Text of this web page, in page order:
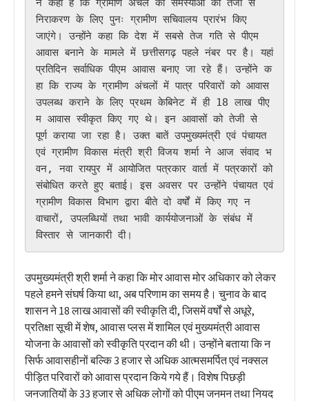
ने कहा है कि ग्रामीण अंचल की समस्याओं की तेजी से
निराकरण के लिए पुनः ग्रामीण सचिवालय प्रारंभ किए
जाएंगे। उन्होंने कहा कि देश में सबसे तेज गति से पीएम
आवास बनाने के मामले में छत्तीसगढ़ पहले नंबर पर है। यहां
प्रतिदिन सर्वाधिक पीएम आवास बनाए जा रहे हैं। उन्होंने क
हा कि राज्य के ग्रामीण अंचलों में पात्र परिवारों को आवास
उपलब्ध कराने के लिए प्रथम केबिनेट में ही 18 लाख पीए
म आवास स्वीकृत किए गए थे। इन आवासों को तेजी से
पूर्ण कराया जा रहा है। उक्त बातें उपमुख्यमंत्री एवं पंचायत
एवं ग्रामीण विकास मंत्री श्री विजय शर्मा ने आज संवाद भ
वन, नवा रायपुर में आयोजित पत्रकार वार्ता में पत्रकारों को
संबोधित करते हुए बताई। इस अवसर पर उन्होंने पंचायत एवं
ग्रामीण विकास विभाग द्वारा बीते दो वर्षों में किए गए न
वाचारों, उपलब्धियों तथा भावी कार्ययोजनाओं के संबंध में
विस्तार से जानकारी दी।
उपमुख्यमंत्री श्री शर्मा ने कहा कि मोर आवास मोर अधिकार को लेकर
पहले हमने संघर्ष किया था, अब परिणाम का समय है। चुनाव के बाद
शासन ने 18 लाख आवासों की स्वीकृति दी, जिसमें वर्षों से अधूरे,
प्रतिक्षा सूची में शेष, आवास प्लस में शामिल एवं मुख्यमंत्री आवास
योजना के आवासों को स्वीकृति प्रदान की थी। उन्होंने बताया कि न
सिर्फ आवासहीनों बल्कि 3 हजार से अधिक आत्मसमर्पित एवं नक्सल
पीड़ित परिवारों को आवास प्रदान किये गये हैं। विशेष पिछड़ी
जनजातियों के 33 हजार से अधिक लोगों को पीएम जनमन तथा नियद